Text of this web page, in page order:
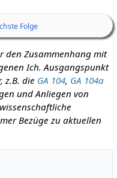
Folge
den Zusammenhang mit
Ich. Ausgangspunkt
z.B. die GA 104, GA 104a
und Anliegen von
Bezüge zu aktuellen